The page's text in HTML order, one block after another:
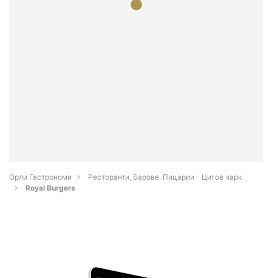
Орли Гастрономи
Ресторанти, Барове, Пицарии - Цигов чарк
Royal Burgers